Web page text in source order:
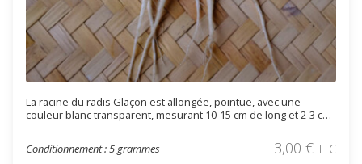
La racine du radis Glaçon est allongée, pointue, avec une
couleur blanc transparent, mesurant 10-15 cm de long et 2-3 cm
Conditionnement : 5 grammes
3,00 € TTC